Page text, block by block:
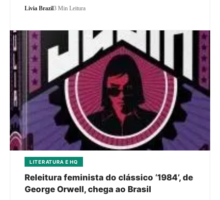
Livia Brazil3 Min Leitura
LITERATURA E HQ
Releitura feminista do clássico ‘1984’, de
George Orwell, chega ao Brasil